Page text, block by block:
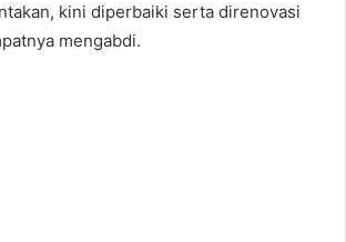
kini diperbaiki serta direnovasi
mengabdi.